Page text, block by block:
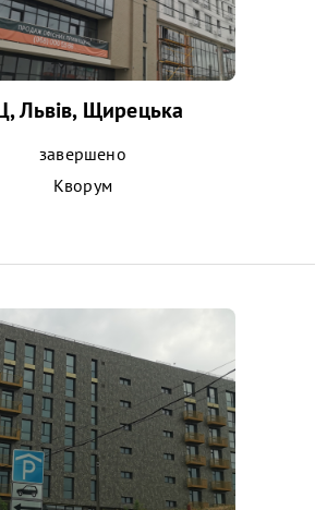
Львів, Щирецька
завершено
Кворум